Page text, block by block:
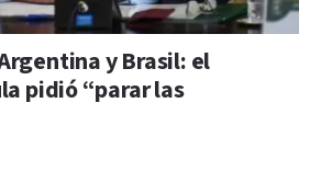
y Brasil: el
pidió “parar las